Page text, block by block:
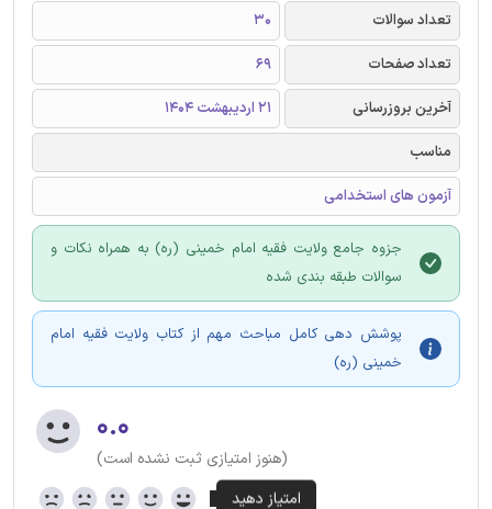
تعداد سوالات
30
تعداد صفحات
69
آخرین بروزرسانی
21 اردیبهشت 1404
مناسب
آزمون های استخدامی
جزوه جامع ولایت فقیه امام خمینی (ره) به همراه نکات و
سوالات طبقه بندی شده
پوشش دهی کامل مباحث مهم از کتاب ولایت فقیه امام
خمینی (ره)
۰.۰
(هنوز امتیازی ثبت نشده است)